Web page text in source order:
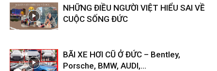
NHỮNG ĐIỀU NGƯỜI VIỆT HIỂU SAI VỀ
CUỘC SỐNG ĐỨC
BÃI XE HƠI CŨ Ở ĐỨC – Bentley,
Porsche, BMW, AUDI,…